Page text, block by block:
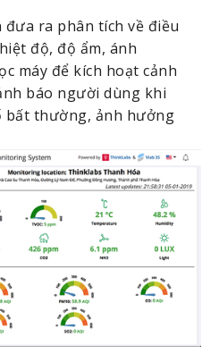
ra phân tích về điều
độ, độ ẩm, ánh
máy để kích hoạt cảnh
báo người dùng khi
bất thường, ảnh hưởng